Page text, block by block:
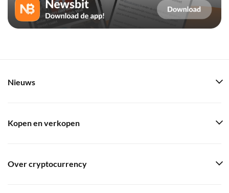
Nieuws
Kopen en verkopen
Over cryptocurrency